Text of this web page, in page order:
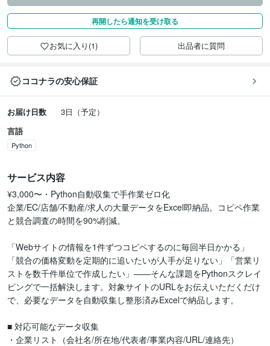
再開したら通知を受け取る
お気に入り(1) 出品者に質問
ココナラの安心保証
お届け日数
3日（予定）
言語
Python
サービス内容
¥3,000〜・Python自動収集で手作業ゼロ化
企業/EC/店舗/不動産/求人の大量データをExcel即納品。コピペ作業
と競合調査の時間を90%削減。
「Webサイトの情報を1件ずつコピペするのに毎回半日かかる」
「競合の価格変動を定期的に追いたいが人手が足りない」「営業リ
ストを数千件単位で作成したい」——そんな課題をPythonスクレイ
ピングで一括解決します。対象サイトのURLをお伝えいただくだけ
で、必要なデータを自動収集し整形済みExcelで納品します。
■ 対応可能なデータ収集
・企業リスト（会社名/所在地/代表者/事業内容/URL/連絡先）